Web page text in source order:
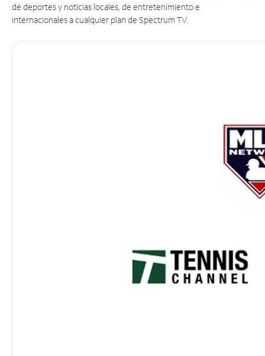
de deportes y noticias locales, de entretenimiento e
internacionales a cualquier plan de Spectrum TV.